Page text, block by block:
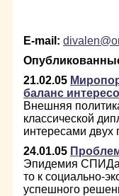
E-mail:
21.02.05
баланс
Внешняя
классической
интересами
24.01.05
Эпидемия СПИДа
то к социально-
успешного